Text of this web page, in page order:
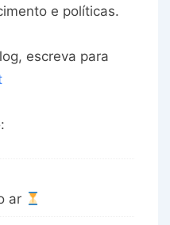
e políticas.
escreva para
ar